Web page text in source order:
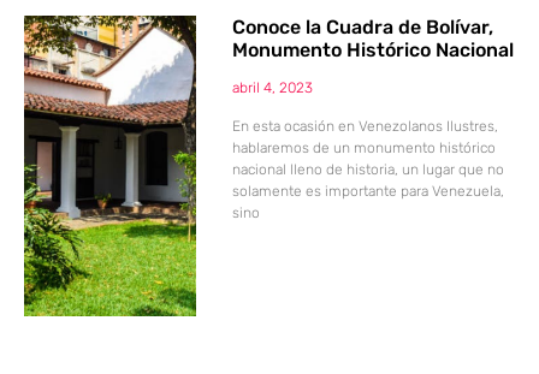
Conoce la Cuadra de Bolívar,
Monumento Histórico Nacional
abril 4, 2023
En esta ocasión en Venezolanos Ilustres,
hablaremos de un monumento histórico
nacional lleno de historia, un lugar que no
solamente es importante para Venezuela,
sino